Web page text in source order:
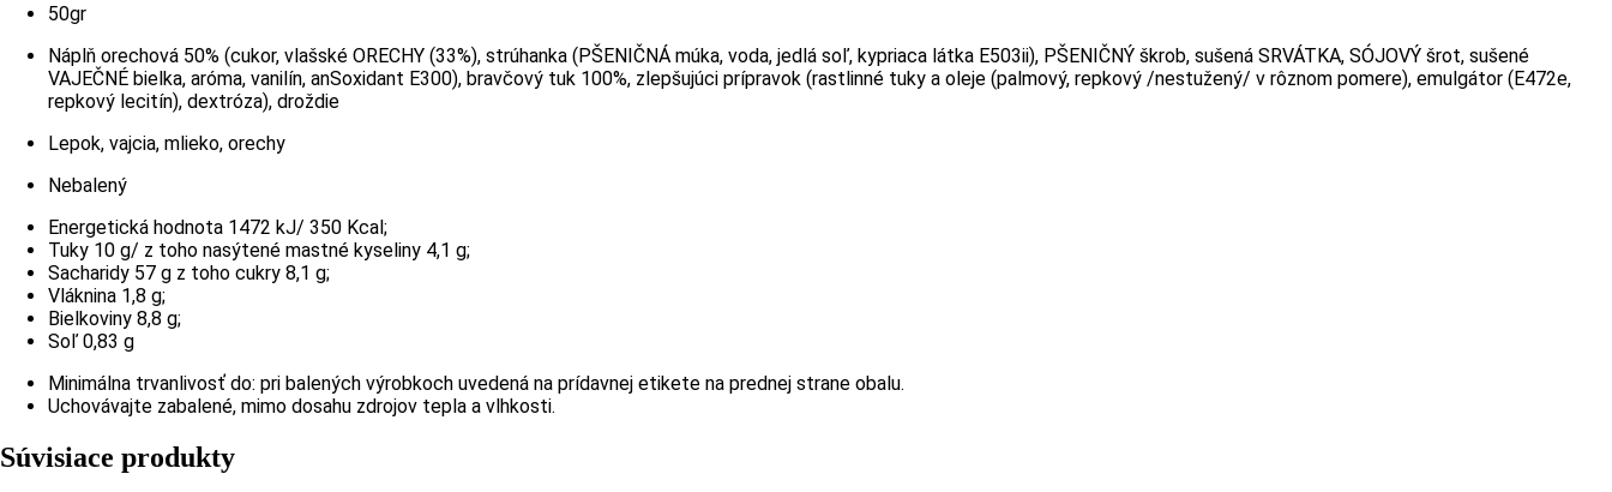
50gr
Náplň orechová 50% (cukor, vlašské ORECHY (33%), strúhanka (PŠENIČNÁ múka, voda, jedlá soľ, kypriaca látka E503ii), PŠENIČNÝ škrob, sušená SRVÁTKA, SÓJOVÝ šrot, sušené
VAJEČNÉ bielka, aróma, vanilín, anSoxidant E300), bravčový tuk 100%, zlepšujúci prípravok (rastlinné tuky a oleje (palmový, repkový /nestužený/ v rôznom pomere), emulgátor (E472e,
repkový lecitín), dextróza), droždie
Lepok, vajcia, mlieko, orechy
Nebalený
Energetická hodnota 1472 kJ/ 350 Kcal;
Tuky 10 g/ z toho nasýtené mastné kyseliny 4,1 g;
Sacharidy 57 g z toho cukry 8,1 g;
Vláknina 1,8 g;
Bielkoviny 8,8 g;
Soľ 0,83 g
Minimálna trvanlivosť do: pri balených výrobkoch uvedená na prídavnej etikete na prednej strane obalu.
Uchovávajte zabalené, mimo dosahu zdrojov tepla a vlhkosti.
Súvisiace produkty